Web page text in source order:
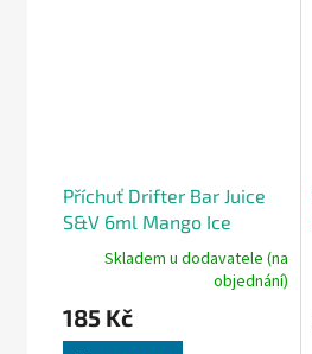
Příchuť Drifter Bar Juice
S&V 6ml Mango Ice
Skladem u dodavatele (na
objednání)
185 Kč